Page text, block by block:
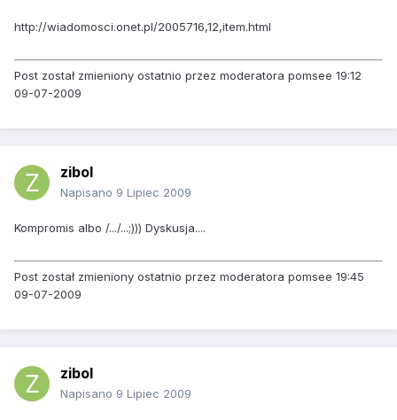
http://wiadomosci.onet.pl/2005716,12,item.html
Post został zmieniony ostatnio przez moderatora pomsee 19:12
09-07-2009
zibol
Napisano 9 Lipiec 2009
Kompromis albo /.../...;))) Dyskusja....
Post został zmieniony ostatnio przez moderatora pomsee 19:45
09-07-2009
zibol
Napisano 9 Lipiec 2009